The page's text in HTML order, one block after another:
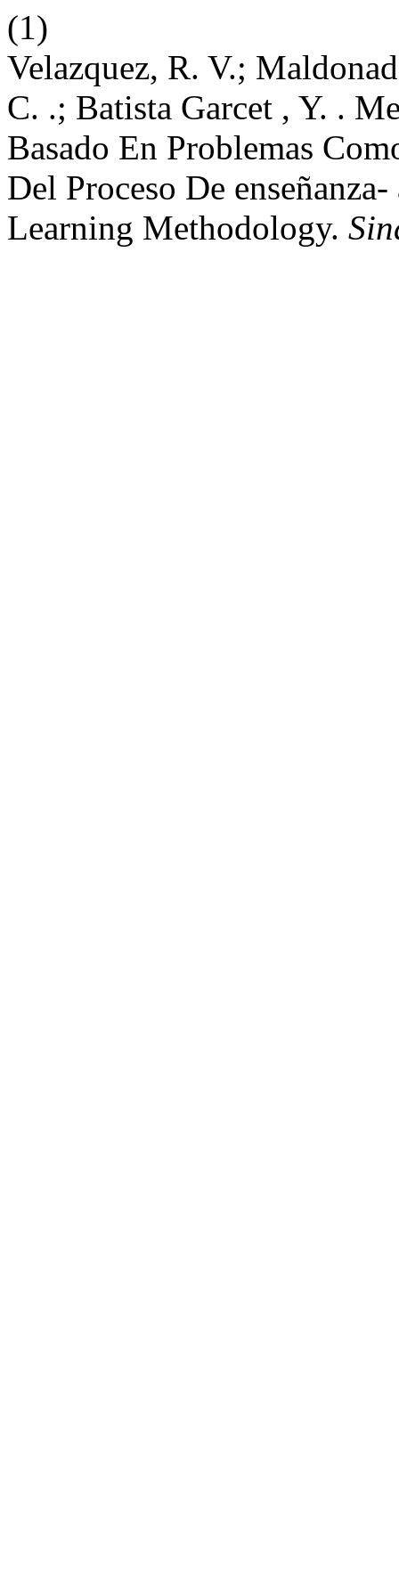
(1)
Velazquez, R. V.;
C. .; Batista Garcet , Y. .
Basado En Problemas
Del Proceso De
Learning Methodology.